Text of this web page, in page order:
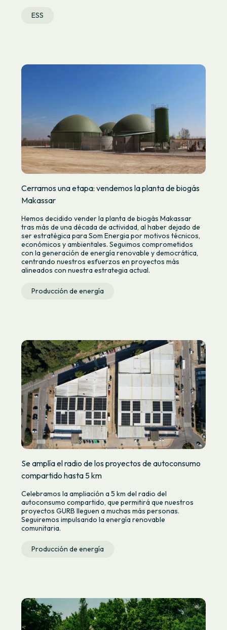
ESS
Cerramos una etapa: vendemos la planta de biogás
Makassar
Hemos decidido vender la planta de biogás Makassar
tras más de una década de actividad, al haber dejado de
ser estratégica para Som Energia por motivos técnicos,
económicos y ambientales. Seguimos comprometidos
con la generación de energía renovable y democrática,
centrando nuestros esfuerzos en proyectos más
alineados con nuestra estrategia actual.
Producción de energía
Se amplía el radio de los proyectos de autoconsumo
compartido hasta 5 km
Celebramos la ampliación a 5 km del radio del
autoconsumo compartido, que permitirá que nuestros
proyectos GURB lleguen a muchas más personas.
Seguiremos impulsando la energía renovable
comunitaria.
Producción de energía